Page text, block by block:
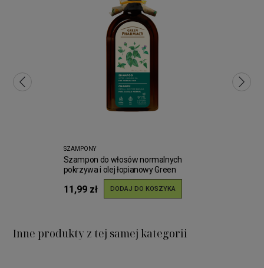
SZAMPONY
Szampon do włosów normalnych
pokrzywa i olej łopianowy Green
Pharmacy 350ml
11,99 zł DODAJ DO KOSZYKA
Inne produkty z tej samej kategorii